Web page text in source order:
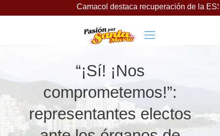
Camacol destaca recuperación de la
“¡Sí! ¡Nos
comprometemos!”:
representantes electos